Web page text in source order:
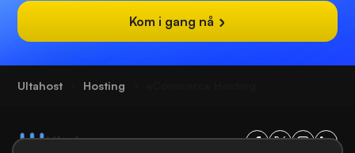
Kom i gang nå
Ultahost Hosting